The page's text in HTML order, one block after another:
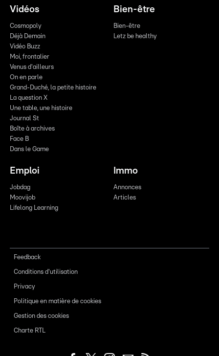
Vidéos
Cosmopoly
Déjà Demain
Vidéo Buzz
Moi, frontalier
Venus d'ailleurs
On en parle
Grand-Duché, la petite histoire
La question X
Une table, une histoire
Journal St
Boîte à archives
Face B
Dans le Game
Bien-être
Bien-être
Letz be healthy
Emploi
Jobdag
Moovijob
Lifelong Learning
Immo
Annonces
Articles
Feedback
Conditions d'utilisation
Privacy
Politique en matière de cookies
Gestion des cookies
Charte RTL